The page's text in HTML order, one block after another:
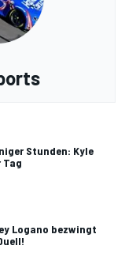
Stunden: Kyle
Tag
Logano bezwingt